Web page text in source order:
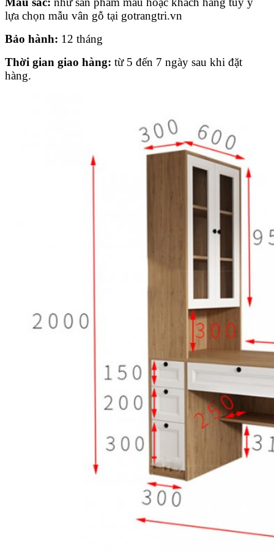
lựa chọn mẫu vân gỗ tại gotrangtri.vn
Bảo hành: 12 tháng
Thời gian giao hàng: từ 5 đến 7 ngày sau khi đặt
hàng.